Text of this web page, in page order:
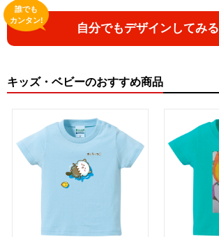
自分でもデザインしてみる
誰でも
カンタン!
キッズ・ベビーのおすすめ商品